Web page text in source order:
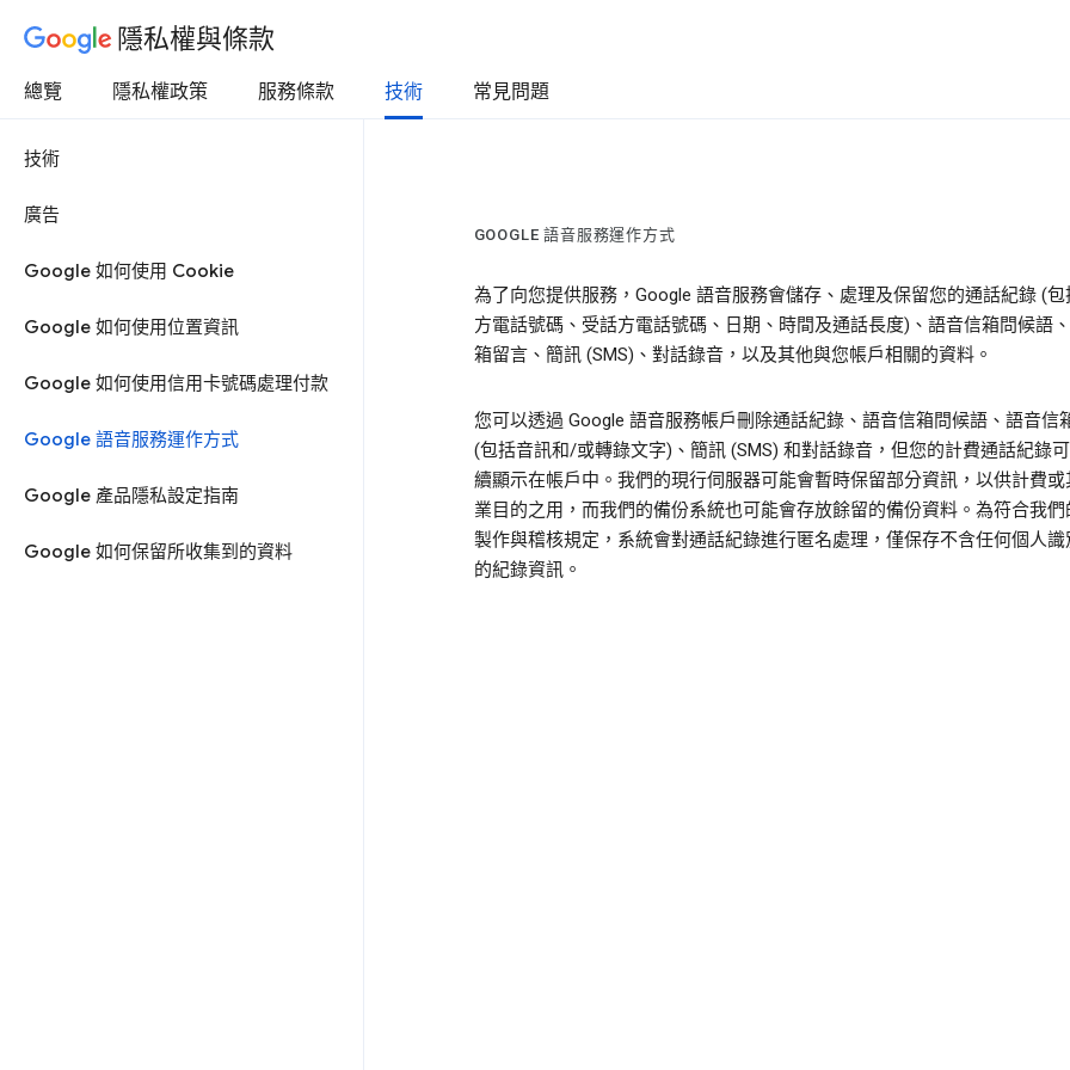
隱私權與條款
總覽 隱私權政策 服務條款 技術 常見問題
技術
廣告
Google 如何使用 Cookie
Google 如何使用位置資訊
Google 如何使用信用卡號碼處理付款
Google 語音服務運作方式
Google 產品隱私設定指南
Google 如何保留所收集到的資料
GOOGLE 語音服務運作方式
為了向您提供服務，Google 語音服務會儲存、處理及保留您的通話紀錄 (包
方電話號碼、受話方電話號碼、日期、時間及通話長度)、語音信箱問候語
箱留言、簡訊 (SMS)、對話錄音，以及其他與您帳戶相關的資料。
您可以透過 Google 語音服務帳戶刪除通話紀錄、語音信箱問候語、語音信
(包括音訊和/或轉錄文字)、簡訊 (SMS) 和對話錄音，但您的計費通話紀錄
續顯示在帳戶中。我們的現行伺服器可能會暫時保留部分資訊，以供計費或
業目的之用，而我們的備份系統也可能會存放餘留的備份資料。為符合我們
製作與稽核規定，系統會對通話紀錄進行匿名處理，僅保存不含任何個人識
的紀錄資訊。